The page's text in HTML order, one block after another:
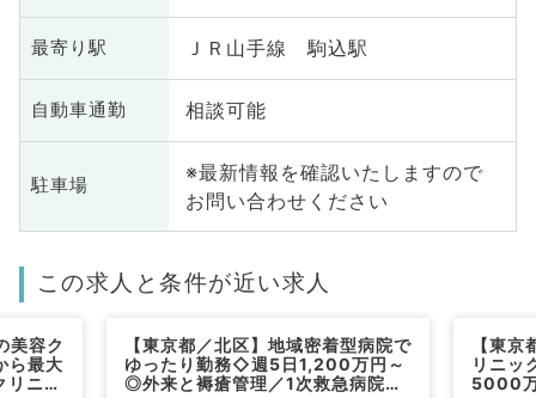
最寄り駅 ＪＲ山手線 駒込駅
自動車通勤 相談可能
駐車場
※最新情報を確認いたしますので
お問い合わせください
この求人と条件が近い求人
美容ク
ら最大
ニッ
【東京都／北区】地域密着型病院で
ゆったり勤務◇週5日1,200万円～
◎外来と褥瘡管理／1次救急病院で
【東
リニッ
5000